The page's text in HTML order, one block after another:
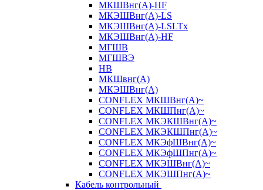
МКШВнг(А)-HF
МКЭШВнг(А)-LS
МКЭШВнг(A)-LSLTx
МКЭШВнг(А)-HF
МГШВ
МГШВЭ
НВ
МКШвнг(А)
МКЭШВнг(А)
CONFLEX МКШВнг(А)~
CONFLEX МКШПнг(А)~
CONFLEX МКЭКШВнг(А)~
CONFLEX МКЭКШПнг(А)~
CONFLEX МКЭфШВнг(А)~
CONFLEX МКЭфШПнг(А)~
CONFLEX МКЭШВнг(А)~
CONFLEX МКЭШПнг(А)~
Кабель контрольный